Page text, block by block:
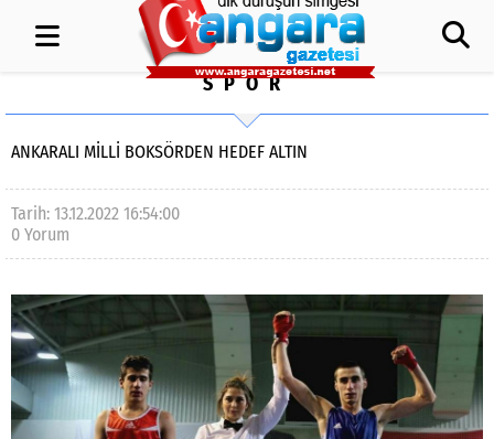
SPOR
ANKARALI MİLLİ BOKSÖRDEN HEDEF ALTIN
Tarih: 13.12.2022 16:54:00
0 Yorum